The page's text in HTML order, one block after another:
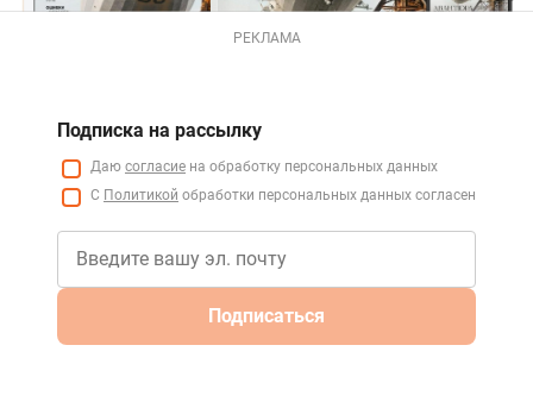
РЕКЛАМА
Подписка на рассылку
Даю согласие на обработку персональных данных
С Политикой обработки персональных данных согласен
Подписаться